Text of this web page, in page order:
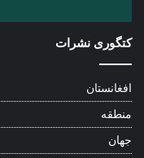
کتگوری نشرات
افغانستان
منطقه
جهان